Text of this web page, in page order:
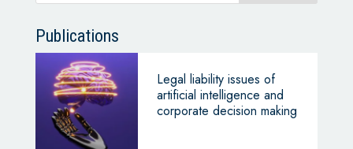
Publications
Legal liability issues of
artificial intelligence and
corporate decision making